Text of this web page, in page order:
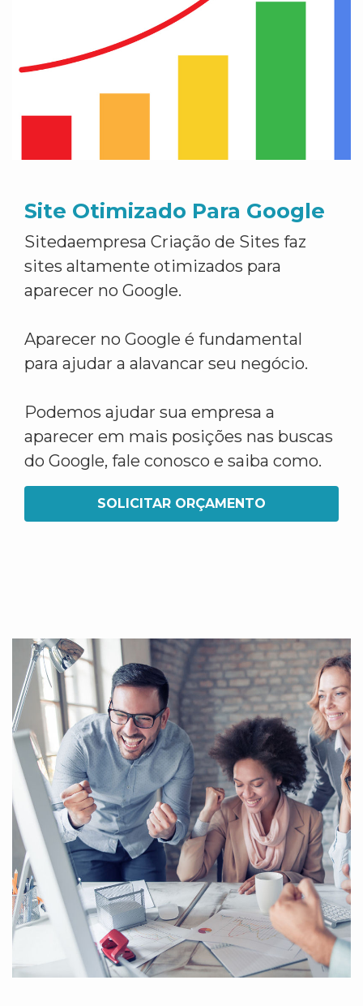
Site Otimizado Para Google
Sitedaempresa Criação de Sites faz
sites altamente otimizados para
aparecer no Google.
Aparecer no Google é fundamental
para ajudar a alavancar seu negócio.
Podemos ajudar sua empresa a
aparecer em mais posições nas buscas
do Google, fale conosco e saiba como.
SOLICITAR ORÇAMENTO